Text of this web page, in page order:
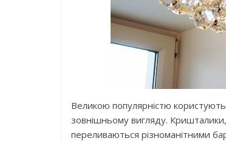
Великою популярністю
зовнішньому вигляду.
переливаються різноманітними